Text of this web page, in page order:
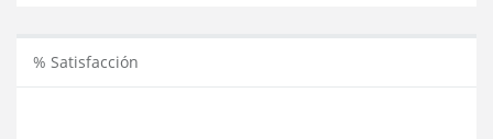
% Satisfacción